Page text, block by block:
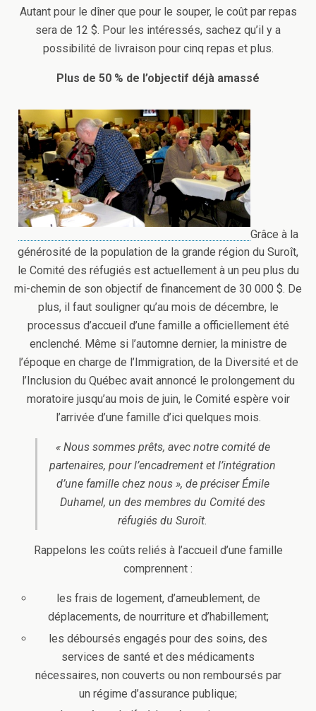
Autant pour le dîner que pour le souper, le coût par repas
sera de 12 $. Pour les intéressés, sachez qu’il y a
possibilité de livraison pour cinq repas et plus.
Plus de 50 % de l’objectif déjà amassé
Grâce à la
générosité de la population de la grande région du Suroît,
le Comité des réfugiés est actuellement à un peu plus du
mi-chemin de son objectif de financement de 30 000 $. De
plus, il faut souligner qu’au mois de décembre, le
processus d’accueil d’une famille a officiellement été
enclenché. Même si l’automne dernier, la ministre de
l’époque en charge de l’Immigration, de la Diversité et de
l’Inclusion du Québec avait annoncé le prolongement du
moratoire jusqu’au mois de juin, le Comité espère voir
l’arrivée d’une famille d’ici quelques mois.
« Nous sommes prêts, avec notre comité de
partenaires, pour l’encadrement et l’intégration
d’une famille chez nous », de préciser Émile
Duhamel, un des membres du Comité des
réfugiés du Suroît.
Rappelons les coûts reliés à l’accueil d’une famille
comprennent :
les frais de logement, d’ameublement, de
déplacements, de nourriture et d’habillement;
les déboursés engagés pour des soins, des
services de santé et des médicaments
nécessaires, non couverts ou non remboursés par
un régime d’assurance publique;